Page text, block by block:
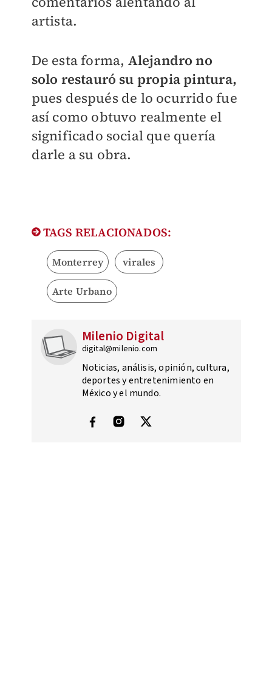
artista.
De esta forma, Alejandro no
solo restauró su propia pintura,
pues después de lo ocurrido fue
así como obtuvo realmente el
significado social que quería
darle a su obra.
TAGS RELACIONADOS:
Monterrey virales
Arte Urbano
Milenio Digital
digital@milenio.com
Noticias, análisis, opinión, cultura,
deportes y entretenimiento en
México y el mundo.